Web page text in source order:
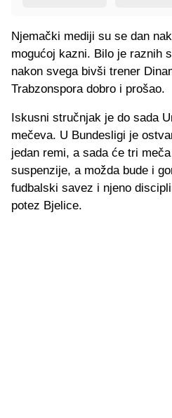
Njemački mediji su se dan
mogućoj kazni. Bilo je raznih
nakon svega bivši trener
Trabzonspora dobro i prošao.
Iskusni stručnjak je do sada
mečeva. U Bundesligi je
jedan remi, a sada će tri
suspenzije, a možda bude i
fudbalski savez i njeno
potez Bjelice.